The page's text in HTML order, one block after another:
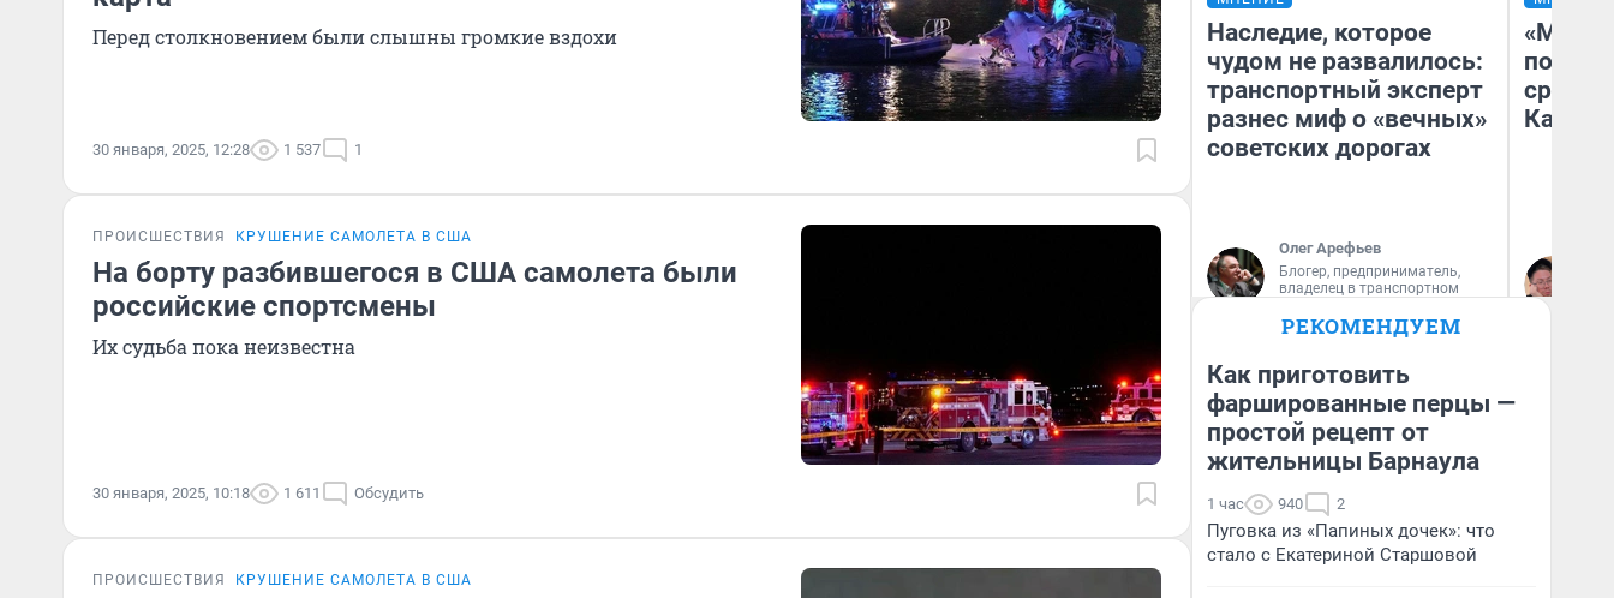
Перед столкновением были слышны громкие вздохи
30 января, 2025, 12:28 1 537 1
ПРОИСШЕСТВИЯ КРУШЕНИЕ САМОЛЕТА В США
На борту разбившегося в США самолета были
российские спортсмены
Их судьба пока неизвестна
30 января, 2025, 10:18 1 611 Обсудить
ПРОИСШЕСТВИЯ КРУШЕНИЕ САМОЛЕТА В США
Наследие, которое
чудом не развалилось:
транспортный эксперт
разнес миф о «вечных»
советских дорогах
Олег Арефьев
Блогер, предприниматель,
владелец в транспортном
РЕКОМЕНДУЕМ
Как приготовить
фаршированные перцы —
простой рецепт от
жительницы Барнаула
1 час 940 2
Пуговка из «Папиных дочек»: что
стало с Екатериной Старшовой